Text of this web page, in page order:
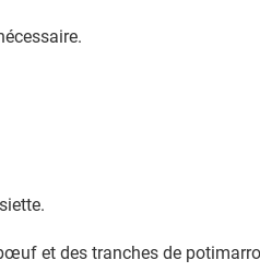
et des tranches de